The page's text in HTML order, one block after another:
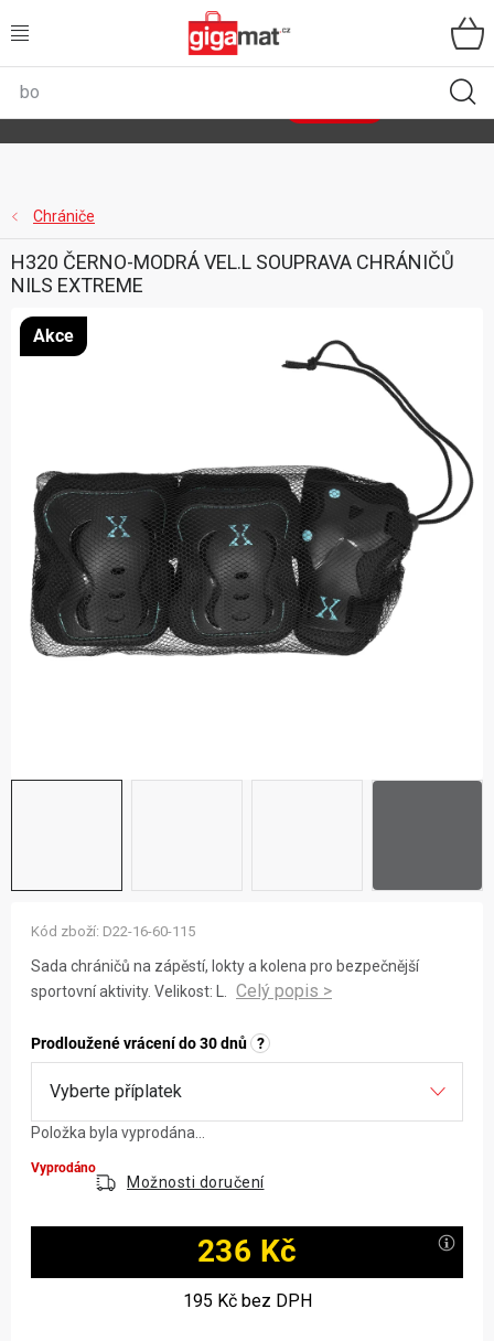
na
VŠECHNY KATEGORIE
ZAHRADA
DÍLNA
ÚLOŽNÉ BOXY
ZNAČKY
NOVINKY
OSTATNÍ
Chrániče
Sada chráničů na zápěstí, lokty a kolena pro bezpečnější
sportovní aktivity. Velikost: L.
Prodloužené vrácení do 30 dnů ?
Položka byla vyprodána…
Vyprodáno
Možnosti doručení
236 Kč
195 Kčbez DPH
Kód zboží: D22-16-60-115
H320 ČERNO-MODRÁ VEL.L SOUPRAVA CHRÁNIČŮ
NILS EXTREME
Akce